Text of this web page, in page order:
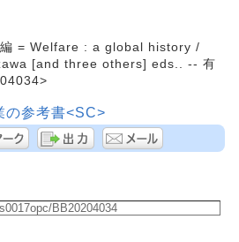
= Welfare : a global history /
[and three others] eds.. -- 有
の参考書<SC>